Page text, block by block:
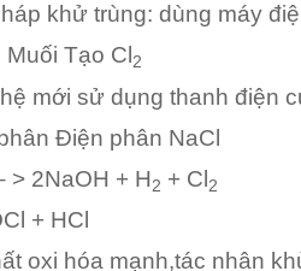
khử trùng: dùng máy
Tạo Cl 2
mới sử dụng thanh điện
Điện phân NaCl
> 2NaOH + H2 + Cl 2
+ HCl
oxi hóa mạnh,tác nhân